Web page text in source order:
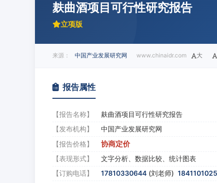
麸曲酒项目可行性研究报告
立项版
来源： 中国产业发展研究网 www.chinaidr.com 大
报告属性
【报告名称】
麸曲酒项目可行性研究报告
【发布机构】
中国产业发展研究网
【报告价格】
协商定价
【表现形式】
文字分析、数据比较、统计图表
【订购电话】
17810330644 (刘老师)